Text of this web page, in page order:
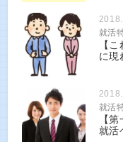
就活
【
に現
就活
【
就活